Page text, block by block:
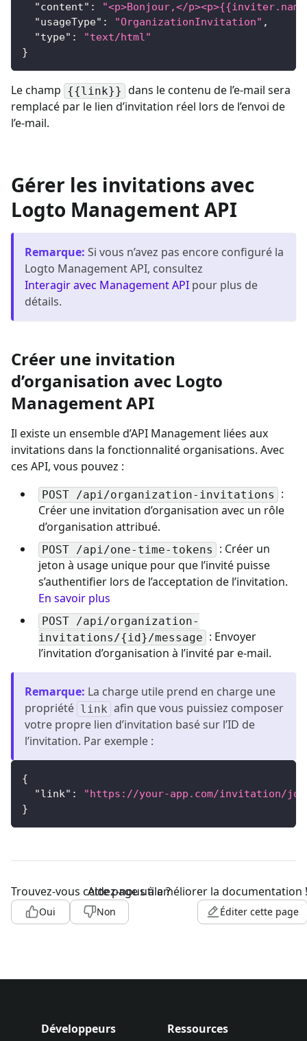
"content" :
"<p>Bonjour,</
"usageType" : "OrganizationInvitation" ,
"type" :
"text/html"
}
Le champ {{link}} dans le contenu de l’e-mail sera
remplacé par le lien d’invitation réel lors de l’envoi de
l’e-mail.
Gérer les invitations avec
Logto Management API
Remarque: Si vous n’avez pas encore configuré la
Logto Management API, consultez
Interagir avec Management API pour plus de
détails.
Créer une invitation
d’organisation avec Logto
Management API
Il existe un ensemble d’API Management liées aux
invitations dans la fonctionnalité organisations. Avec
ces API, vous pouvez :
POST /api/organization-invitations
:
Créer une invitation d’organisation avec un rôle
d’organisation attribué.
POST /api/one-time-tokens
: Créer un
jeton à usage unique pour que l’invité puisse
s’authentifier lors de l’acceptation de l’invitation.
En savoir plus
POST /api/organization-
invitations/{id}/message : Envoyer
l’invitation d’organisation à l’invité par e-mail.
Remarque: La charge utile prend en charge une
propriété link afin que vous puissiez composer
votre propre lien d’invitation basé sur l’ID de
l’invitation. Par exemple :
{
"link" :
"https://your-app.com/invitation/
}
Trouvez-vous cette page utile ?
Oui Non
Aidez-nous à améliorer la documentation !
Éditer cette page
Développeurs Ressources